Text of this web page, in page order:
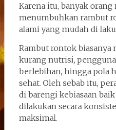
Karena itu, banyak
menumbuhkan rambut
alami yang mudah di
Rambut rontok biasanya
kurang nutrisi,
berlebihan, hingga pola
sehat. Oleh sebab itu,
di barengi kebiasaan
dilakukan secara
maksimal.